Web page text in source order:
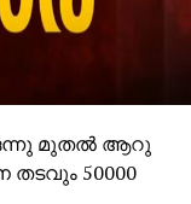
ഒന്നു മുതല്‍ ആറു
തടവും 50000